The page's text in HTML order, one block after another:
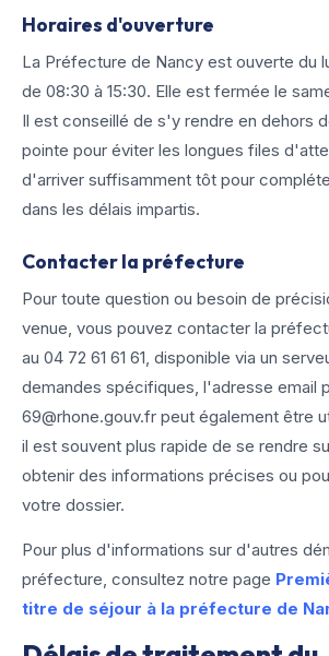
Horaires d'ouverture
La Préfecture de Nancy est ouverte du
de 08:30 à 15:30. Elle est fermée le
Il est conseillé de s'y rendre en dehors
pointe pour éviter les longues files
d'arriver suffisamment tôt pour
dans les délais impartis.
Contacter la préfecture
Pour toute question ou besoin de
venue, vous pouvez contacter la
au 04 72 61 61 61, disponible via un
demandes spécifiques, l'adresse email
69@rhone.gouv.fr peut également être
il est souvent plus rapide de se rendre
obtenir des informations précises ou
votre dossier.
Pour plus d'informations sur d'autres
préfecture, consultez notre page
titre de séjour à la préfecture de